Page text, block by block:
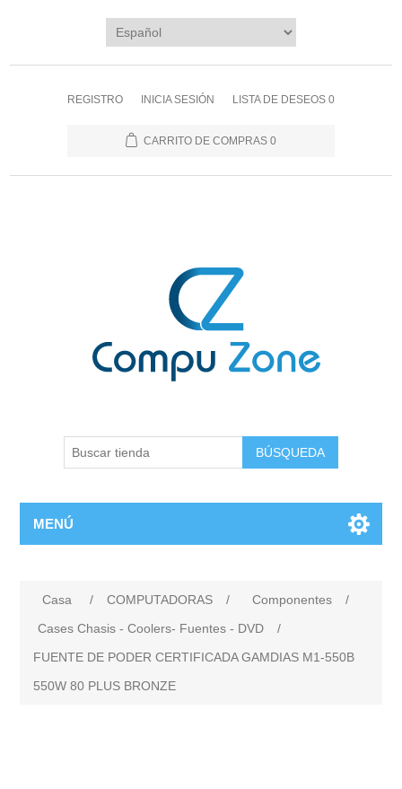
REGISTRO INICIA SESIÓN LISTA DE DESEOS 0
CARRITO DE COMPRAS 0
BÚSQUEDA
MENÚ
Casa / COMPUTADORAS / Componentes
/
Cases Chasis - Coolers- Fuentes - DVD
/
FUENTE DE PODER CERTIFICADA GAMDIAS M1-550B
550W 80 PLUS BRONZE